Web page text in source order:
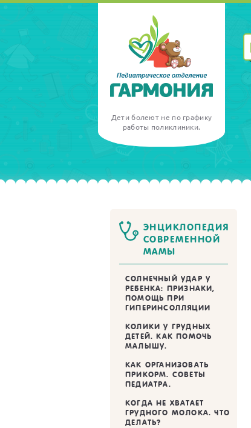
Дети болеют не по графику
работы поликлиники.
ЭНЦИКЛОПЕДИЯ
СОВРЕМЕННОЙ
МАМЫ
СОЛНЕЧНЫЙ УДАР У
РЕБЕНКА: ПРИЗНАКИ,
ПОМОЩЬ ПРИ
ГИПЕРИНСОЛЛЯЦИИ
КОЛИКИ У ГРУДНЫХ
ДЕТЕЙ. КАК ПОМОЧЬ
МАЛЫШУ.
КАК ОРГАНИЗОВАТЬ
ПРИКОРМ. СОВЕТЫ
ПЕДИАТРА.
КОГДА НЕ ХВАТАЕТ
ГРУДНОГО МОЛОКА. ЧТО
ДЕЛАТЬ?